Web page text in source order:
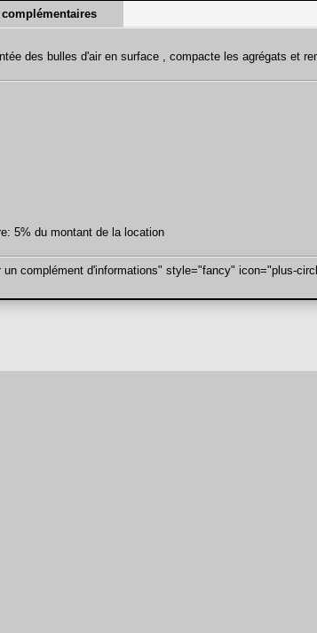
des bulles d'air en surface , compacte les agrégats et
5% du montant de la location
complément d'informations" style="fancy" icon="plus-